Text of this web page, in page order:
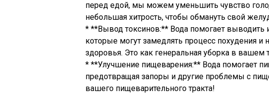
перед едой, мы можем уменьшить чувство
небольшая хитрость, чтобы обмануть свой
* **Вывод токсинов:** Вода помогает выводить
которые могут замедлять процесс похудения и
здоровья. Это как генеральная уборка в вашем
* **Улучшение пищеварения:** Вода помогает
предотвращая запоры и другие проблемы с
вашего пищеварительного тракта!